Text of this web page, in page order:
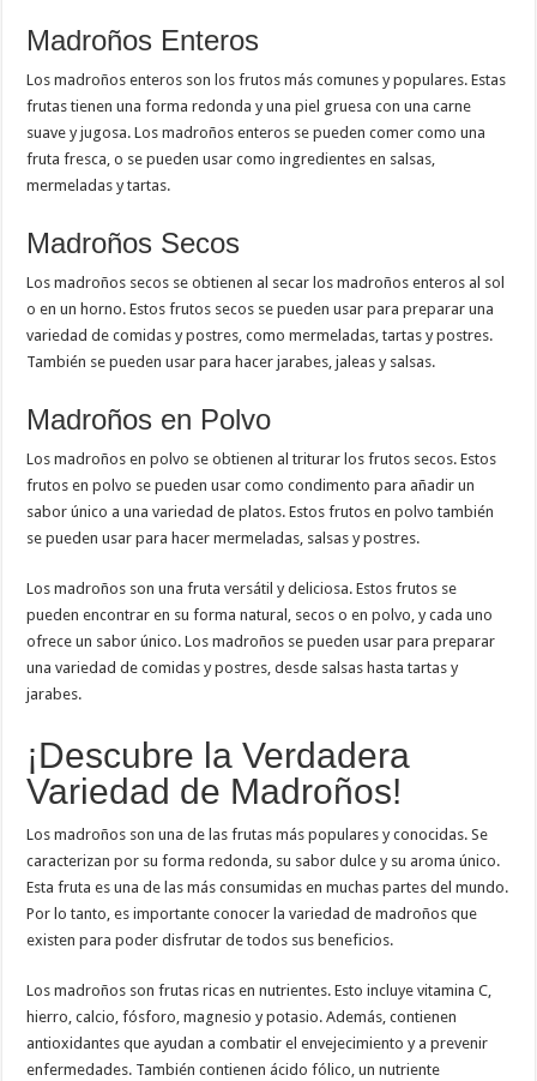
Madroños Enteros
Los madroños enteros son los frutos más comunes y populares. Estas
frutas tienen una forma redonda y una piel gruesa con una carne
suave y jugosa. Los madroños enteros se pueden comer como una
fruta fresca, o se pueden usar como ingredientes en salsas,
mermeladas y tartas.
Madroños Secos
Los madroños secos se obtienen al secar los madroños enteros al sol
o en un horno. Estos frutos secos se pueden usar para preparar una
variedad de comidas y postres, como mermeladas, tartas y postres.
También se pueden usar para hacer jarabes, jaleas y salsas.
Madroños en Polvo
Los madroños en polvo se obtienen al triturar los frutos secos. Estos
frutos en polvo se pueden usar como condimento para añadir un
sabor único a una variedad de platos. Estos frutos en polvo también
se pueden usar para hacer mermeladas, salsas y postres.
Los madroños son una fruta versátil y deliciosa. Estos frutos se
pueden encontrar en su forma natural, secos o en polvo, y cada uno
ofrece un sabor único. Los madroños se pueden usar para preparar
una variedad de comidas y postres, desde salsas hasta tartas y
jarabes.
¡Descubre la Verdadera
Variedad de Madroños!
Los madroños son una de las frutas más populares y conocidas. Se
caracterizan por su forma redonda, su sabor dulce y su aroma único.
Esta fruta es una de las más consumidas en muchas partes del mundo.
Por lo tanto, es importante conocer la variedad de madroños que
existen para poder disfrutar de todos sus beneficios.
Los madroños son frutas ricas en nutrientes. Esto incluye vitamina C,
hierro, calcio, fósforo, magnesio y potasio. Además, contienen
antioxidantes que ayudan a combatir el envejecimiento y a prevenir
enfermedades. También contienen ácido fólico, un nutriente